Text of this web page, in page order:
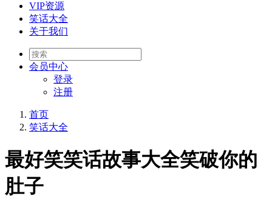
VIP资源
笑话大全
关于我们
会员中心
登录
注册
首页
笑话大全
最好笑笑话故事大全笑破你的
肚子